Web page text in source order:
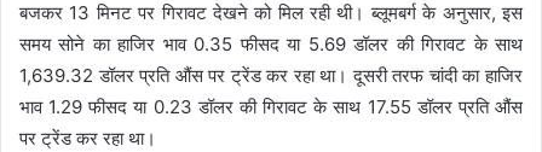
बजकर 13 मिनट पर गिरावट देखने को मिल रही थी। ब्लूमबर्ग के अनुसार, इस
समय सोने का हाजिर भाव 0.35 फीसद या 5.69 डॉलर की गिरावट के साथ
1,639.32 डॉलर प्रति औंस पर ट्रेंड कर रहा था। दूसरी तरफ चांदी का हाजिर
भाव 1.29 फीसद या 0.23 डॉलर की गिरावट के साथ 17.55 डॉलर प्रति औंस
पर ट्रेंड कर रहा था।